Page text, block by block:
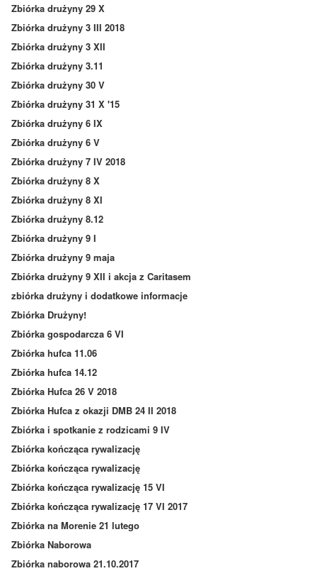
Zbiórka drużyny 29 X
Zbiórka drużyny 3 III 2018
Zbiórka drużyny 3 XII
Zbiórka drużyny 3.11
Zbiórka drużyny 30 V
Zbiórka drużyny 31 X '15
Zbiórka drużyny 6 IX
Zbiórka drużyny 6 V
Zbiórka drużyny 7 IV 2018
Zbiórka drużyny 8 X
Zbiórka drużyny 8 XI
Zbiórka drużyny 8.12
Zbiórka drużyny 9 I
Zbiórka drużyny 9 maja
Zbiórka drużyny 9 XII i akcja z Caritasem
zbiórka drużyny i dodatkowe informacje
Zbiórka Drużyny!
Zbiórka gospodarcza 6 VI
Zbiórka hufca 11.06
Zbiórka hufca 14.12
Zbiórka Hufca 26 V 2018
Zbiórka Hufca z okazji DMB 24 II 2018
Zbiórka i spotkanie z rodzicami 9 IV
Zbiórka kończąca rywalizację
Zbiórka kończąca rywalizację
Zbiórka kończąca rywalizację 15 VI
Zbiórka kończąca rywalizację 17 VI 2017
Zbiórka na Morenie 21 lutego
Zbiórka Naborowa
Zbiórka naborowa 21.10.2017